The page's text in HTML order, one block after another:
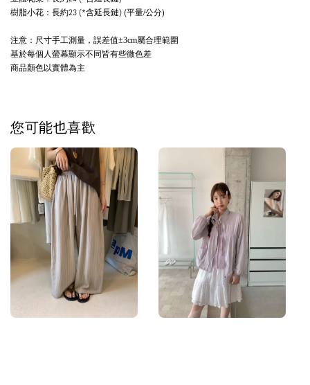
樹脂小花：長約23 (*含延長鏈) (平量/公分)
注意：尺寸手工測量，誤差值±3cm屬合理範圍
基於每個人螢幕顯示不同皆有些微色差
商品顏色以實體為主
您可能也喜歡